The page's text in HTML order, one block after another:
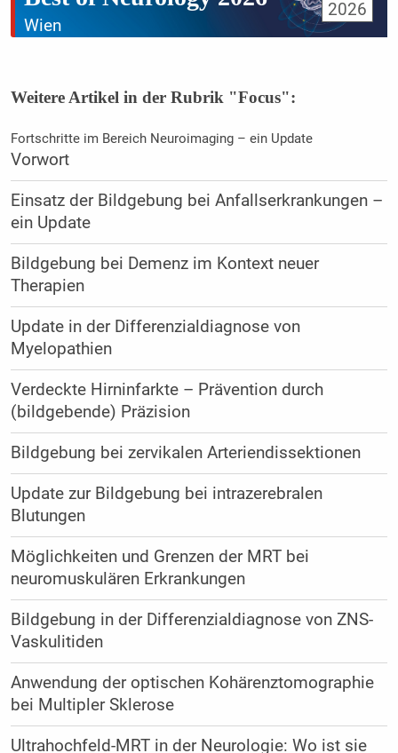
Wien
2026
Weitere Artikel in der Rubrik "Focus":
Fortschritte im Bereich Neuroimaging – ein Update
Vorwort
Einsatz der Bildgebung bei Anfallserkrankungen –
ein Update
Bildgebung bei Demenz im Kontext neuer
Therapien
Update in der Differenzialdiagnose von
Myelopathien
Verdeckte Hirninfarkte – Prävention durch
(bildgebende) Präzision
Bildgebung bei zervikalen Arteriendissektionen
Update zur Bildgebung bei intrazerebralen
Blutungen
Möglichkeiten und Grenzen der MRT bei
neuromuskulären Erkrankungen
Bildgebung in der Differenzialdiagnose von ZNS-
Vaskulitiden
Anwendung der optischen Kohärenztomographie
bei Multipler Sklerose
Ultrahochfeld-MRT in der Neurologie: Wo ist sie